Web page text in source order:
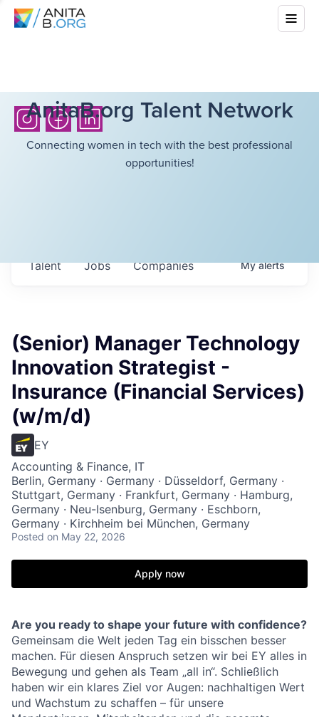
AnitaB.org Talent Network
Connecting women in tech with the best professional
opportunities!
Jobs Companies
Talent Myalerts
(Senior) Manager Technology
Innovation Strategist -
Insurance (Financial Services)
(w/m/d)
EY
Accounting & Finance, IT
Berlin, Germany · Germany · Düsseldorf, Germany ·
Stuttgart, Germany · Frankfurt, Germany · Hamburg,
Germany · Neu-Isenburg, Germany · Eschborn,
Germany · Kirchheim bei München, Germany
Posted on May 22, 2026
Apply now
Are you ready to shape your future with confidence?
Gemeinsam die Welt jeden Tag ein bisschen besser
machen. Für diesen Anspruch setzen wir bei EY alles in
Bewegung und gehen als Team „all in“. Schließlich
haben wir ein klares Ziel vor Augen: nachhaltigen Wert
und Wachstum zu schaffen – für unsere